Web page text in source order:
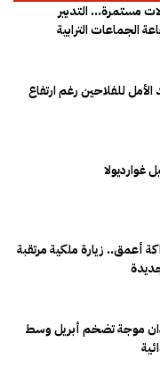
مستمرة… التدبير
الجماعات الترابية
للفلاحين رغم ارتفاع
غوارديولا
أعمق.. زيارة ملكية مرتقبة
موجة تضخم أبريل وسط